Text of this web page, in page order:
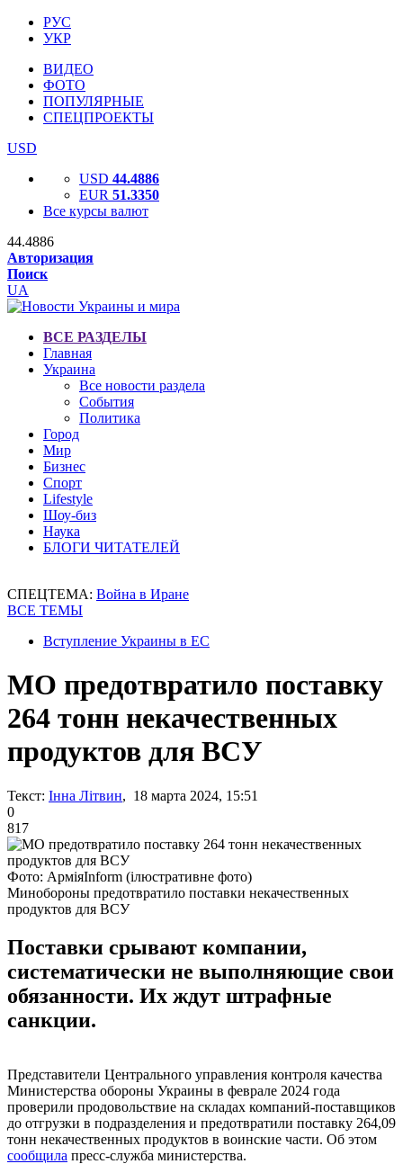
РУС
УКР
ВИДЕО
ФОТО
ПОПУЛЯРНЫЕ
СПЕЦПРОЕКТЫ
USD
USD 44.4886
EUR 51.3350
Все курсы валют
44.4886
Авторизация
Поиск
UA
ВСЕ РАЗДЕЛЫ
Главная
Украина
Все новости раздела
События
Политика
Город
Мир
Бизнес
Спорт
Lifestyle
Шоу-биз
Наука
БЛОГИ ЧИТАТЕЛЕЙ
СПЕЦТЕМА: Война в Иране
ВСЕ ТЕМЫ
Вступление Украины в ЕС
МО предотвратило поставку
264 тонн некачественных
продуктов для ВСУ
Текст: Інна Літвин, 18 марта 2024, 15:51
0
817
Фото: АрміяІnform (ілюстративне фото)
Минобороны предотвратило поставки некачественных
продуктов для ВСУ
Поставки срывают компании,
систематически не выполняющие свои
обязанности. Их ждут штрафные
санкции.
Представители Центрального управления контроля качества
Министерства обороны Украины в феврале 2024 года
проверили продовольствие на складах компаний-поставщиков
до отгрузки в подразделения и предотвратили поставку 264,09
тонн некачественных продуктов в воинские части. Об этом
сообщила пресс-служба министерства.